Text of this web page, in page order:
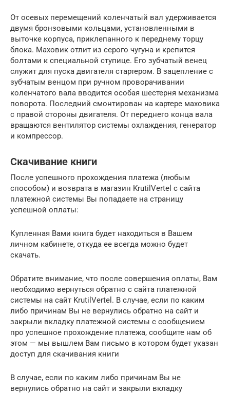
От осевых перемещений коленчатый вал удерживается
двумя бронзовыми кольцами, установленными в
выточке корпуса, приклепанного к переднему торцу
блока. Маховик отлит из серого чугуна и крепится
болтами к специальной ступице. Его зубчатый венец
служит для пуска двигателя стартером. В зацепление с
зубчатым венцом при ручном проворачивании
коленчатого вала вводится особая шестерня механизма
поворота. Последний смонтирован на картере маховика
с правой стороны двигателя. От переднего конца вала
вращаются вентилятор системы охлаждения, генератор
и компрессор.
Скачивание книги
После успешного прохождения платежа (любым
способом) и возврата в магазин KrutilVertel с сайта
платежной системы Вы попадаете на страницу
успешной оплаты:
Купленная Вами книга будет находиться в Вашем
личном кабинете, откуда ее всегда можно будет
скачать.
Обратите внимание, что после совершения оплаты, Вам
необходимо вернуться обратно с сайта платежной
системы на сайт KrutilVertel. В случае, если по каким
либо причинам Вы не вернулись обратно на сайт и
закрыли вкладку платежной системы с сообщением
про успешное прохождение платежа, сообщите нам об
этом — мы вышлем Вам письмо в котором будет указан
доступ для скачивания книги
В случае, если по каким либо причинам Вы не
вернулись обратно на сайт и закрыли вкладку